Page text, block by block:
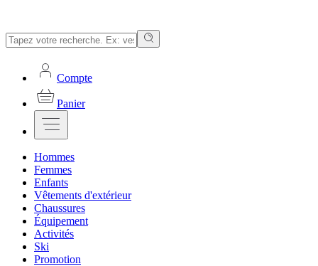
Compte
Panier
Hommes
Femmes
Enfants
Vêtements d'extérieur
Chaussures
Équipement
Activités
Ski
Promotion